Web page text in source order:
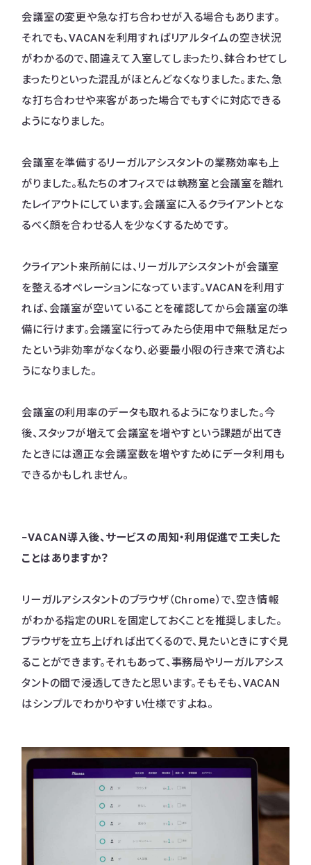
会議室の変更や急な打ち合わせが入る場合もあります。
それでも、VACANを利用すればリアルタイムの空き状況
がわかるので、間違えて入室してしまったり、鉢合わせてし
まったりといった混乱がほとんどなくなりました。また、急
な打ち合わせや来客があった場合でもすぐに対応できる
ようになりました。
会議室を準備するリーガルアシスタントの業務効率も上
がりました。私たちのオフィスでは執務室と会議室を離れ
たレイアウトにしています。会議室に入るクライアントとな
るべく顔を合わせる人を少なくするためです。
クライアント来所前には、リーガルアシスタントが会議室
を整えるオペレーションになっています。VACANを利用す
れば、会議室が空いていることを確認してから会議室の準
備に行けます。会議室に行ってみたら使用中で無駄足だっ
たという非効率がなくなり、必要最小限の行き来で済むよ
うになりました。
会議室の利用率のデータも取れるようになりました。今
後、スタッフが増えて会議室を増やすという課題が出てき
たときには適正な会議室数を増やすためにデータ利用も
できるかもしれません。
−VACAN導入後、サービスの周知・利用促進で工夫した
ことはありますか？
リーガルアシスタントのブラウザ（Chrome）で、空き情報
がわかる指定のURLを固定しておくことを推奨しました。
ブラウザを立ち上げれば出てくるので、見たいときにすぐ見
ることができます。それもあって、事務局やリーガルアシス
タントの間で浸透してきたと思います。そもそも、VACAN
はシンプルでわかりやすい仕様ですよね。